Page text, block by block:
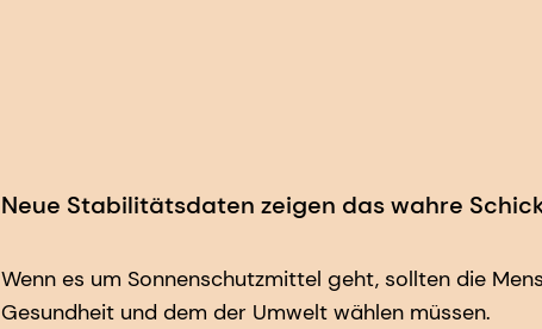
Neue Stabilitätsdaten zeigen das wahre
Wenn es um Sonnenschutzmittel geht, sollten die
Gesundheit und dem der Umwelt wählen müssen.